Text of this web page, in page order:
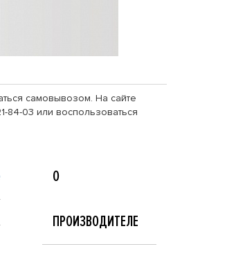
самовывозом. На сайте
84-03 или воспользоваться
О
ПРОИЗВОДИТЕЛЕ